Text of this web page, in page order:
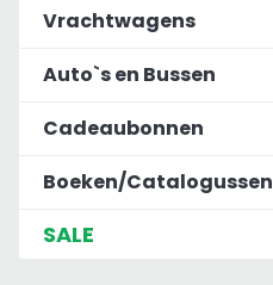
Vrachtwagens
Auto`s en Bussen
Cadeaubonnen
Boeken/Catalogussen
SALE